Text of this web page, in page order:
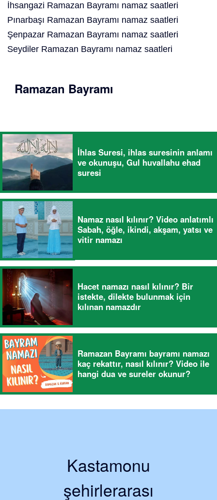
İhsangazi Ramazan Bayramı namaz saatleri
Pınarbaşı Ramazan Bayramı namaz saatleri
Şenpazar Ramazan Bayramı namaz saatleri
Seydiler Ramazan Bayramı namaz saatleri
Ramazan Bayramı
İhlas Suresi, ihlas suresinin anlamı
ve okunuşu, Gul huvallahu ehad
suresi
Namaz nasıl kılınır? Video anlatımlı
Sabah, öğle, ikindi, akşam, yatsı ve
vitir namazı
Hacet namazı nasıl kılınır? Bir
istekte, dilekte bulunmak için
kılınan namazdır
Ramazan Bayramı bayramı namazı
kaç rekattır, nasıl kılınır? Video ile
hangi dua ve sureler okunur?
Kastamonu
şehirlerarası